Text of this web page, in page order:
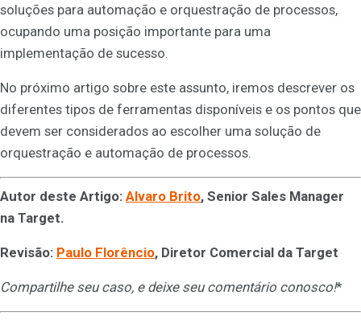
soluções para automação e orquestração de processos,
ocupando uma posição importante para uma
implementação de sucesso.
No próximo artigo sobre este assunto, iremos descrever os
diferentes tipos de ferramentas disponíveis e os pontos que
devem ser considerados ao escolher uma solução de
orquestração e automação de processos.
Autor deste Artigo: Alvaro Brito, Senior Sales Manager
na Target.
Revisão: Paulo Florêncio, Diretor Comercial da Target
Compartilhe seu caso, e deixe seu comentário conosco!*